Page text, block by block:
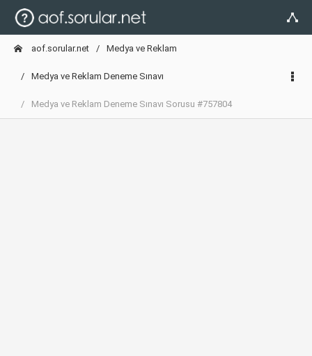
aof.sorular.net Medya ve Reklam
Medya ve Reklam Deneme Sınavı
Medya ve Reklam Deneme Sınavı Sorusu #757804